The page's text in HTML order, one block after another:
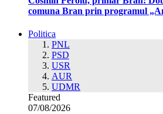
comuna Bran prin programul
Politica
PNL
PSD
USR
AUR
UDMR
Featured
07/08/2026